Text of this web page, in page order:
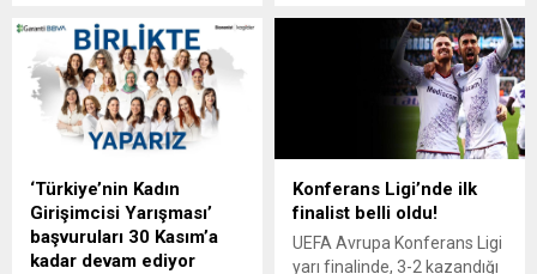
algılansa da kadınlarda da
ciddi bir şekilde görülebiliyor.
Özellikle 30’lu yaşlardan
itibaren saç dökülmesinin
artması, pek çok kadının
özgüvenini etkileyen önemli
bir problem haline geliyor.
Smile Hair Clinic kurucu
ortağı Dr. Gökay Bilgin,
kadınlarda saç dökülmesinin
‘Türkiye’nin Kadın
Girişimcisi Yarışması’
başvuruları 30 Kasım’a
kadar devam ediyor
Konferans Ligi’nde ilk
finalist belli oldu!
UEFA Avrupa Konferans Ligi
yarı finalinde, 3-2 kazandığı